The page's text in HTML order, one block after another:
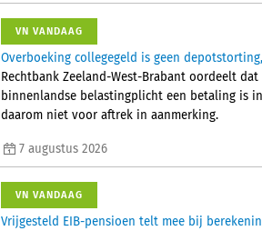
VN VANDAAG
Overboeking collegegeld is geen
Rechtbank Zeeland-West-Brabant oordeelt
binnenlandse belastingplicht een betaling is
daarom niet voor aftrek in aanmerking.
7 augustus 2026
VN VANDAAG
Vrijgesteld EIB-pensioen telt mee bij